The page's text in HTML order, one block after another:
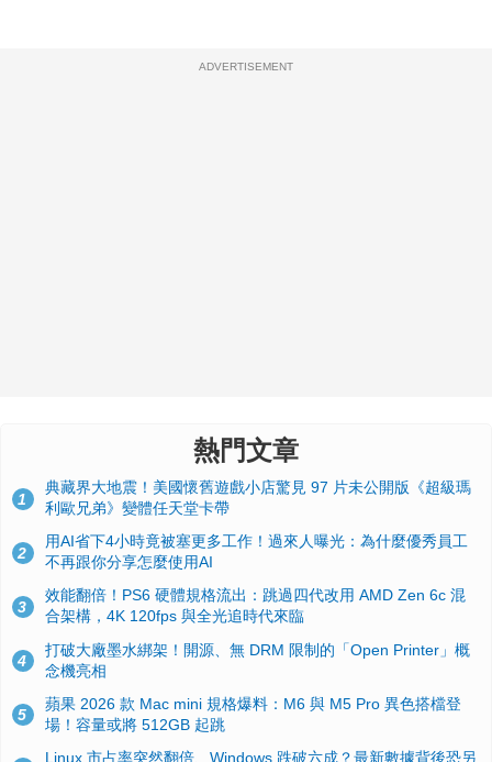
ADVERTISEMENT
熱門文章
1
典藏界大地震！美國懷舊遊戲小店驚見 97 片未公開版《超級瑪
利歐兄弟》變體任天堂卡帶
2
用AI省下4小時竟被塞更多工作！過來人曝光：為什麼優秀員工
不再跟你分享怎麼使用AI
3
效能翻倍！PS6 硬體規格流出：跳過四代改用 AMD Zen 6c 混
合架構，4K 120fps 與全光追時代來臨
4
打破大廠墨水綁架！開源、無 DRM 限制的「Open Printer」概
念機亮相
5
蘋果 2026 款 Mac mini 規格爆料：M6 與 M5 Pro 異色搭檔登
場！容量或將 512GB 起跳
Linux 市占率突然翻倍、Windows 跌破六成？最新數據背後恐另